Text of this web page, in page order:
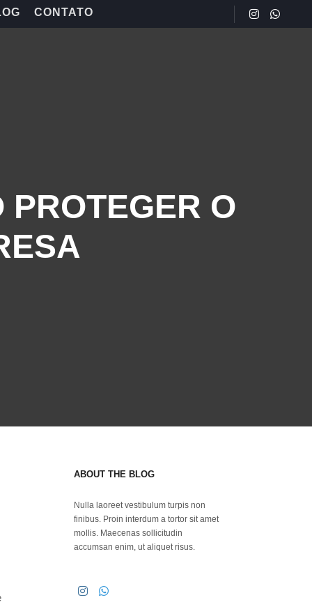
CONTATO
O
ABOUT THE BLOG
Nulla laoreet vestibulum turpis non
finibus. Proin interdum a tortor sit amet
mollis. Maecenas sollicitudin
accumsan enim, ut aliquet risus.